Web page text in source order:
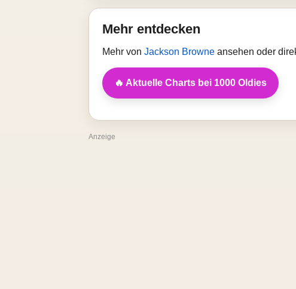
Mehr entdecken
Mehr von Jackson Browne ansehen oder
🔥 Aktuelle Charts bei 1000 Oldies
Anzeige